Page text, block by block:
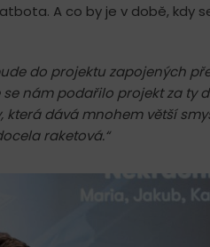
A co by je v době, kdy
do projektu zapojených
nám podařilo projekt za ty
dává mnohem větší
raketová.“